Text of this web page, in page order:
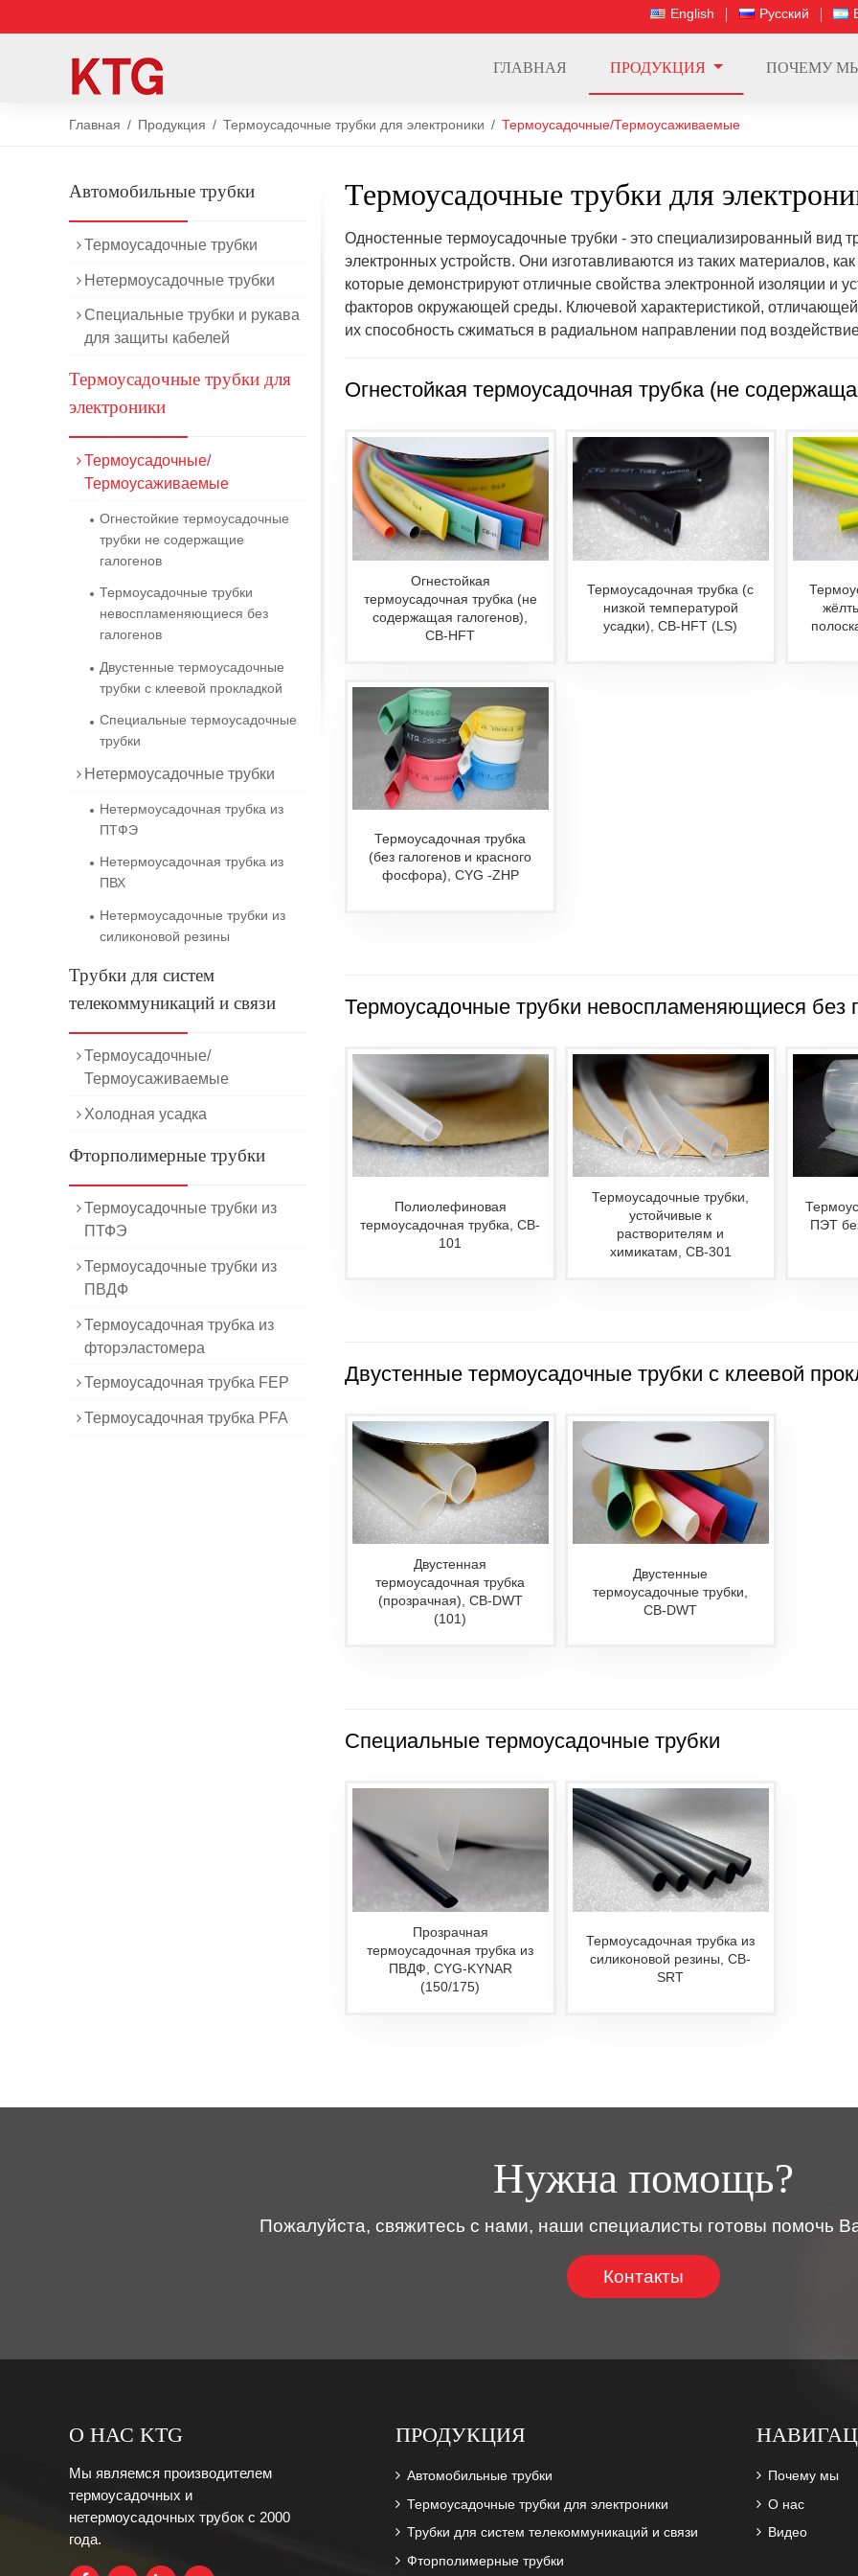
English Русский
ГЛАВНАЯ ПРОДУКЦИЯ ПОЧЕМУ
Главная Продукция Термоусадочные трубки для электроники Термоусадочные/Термоусаживаемые
Термоусадочные трубки для
Одностенные термоусадочные трубки - это специализированный вид
электронных устройств. Они изготавливаются из таких материалов,
которые демонстрируют отличные свойства электронной изоляции и
факторов окружающей среды. Ключевой характеристикой,
их способность сжиматься в радиальном направлении под
Огнестойкая термоусадочная трубка (не
Огнестойкая
термоусадочная трубка (не
содержащая галогенов),
CB-HFT
Термоусадочная трубка (с
низкой температурой
усадки), CB-HFT (LS)
Термоусадочная трубка
(без галогенов и красного
фосфора), CYG -ZHP
Термоусадочные трубки невоспламеняющиеся без
Полиолефиновая
термоусадочная трубка, CB-
101
Термоусадочные трубки,
устойчивые к
растворителям и
химикатам, CB-301
ПЭТ
Двустенные термоусадочные трубки с клеевой
Двустенная
термоусадочная трубка
(прозрачная), CB-DWT
(101)
Двустенные
термоусадочные трубки,
CB-DWT
Специальные термоусадочные трубки
Прозрачная
термоусадочная трубка из
ПВДФ, CYG-KYNAR
(150/175)
Термоусадочная трубка из
силиконовой резины, CB-
SRT
Автомобильные трубки
Термоусадочные трубки
Нетермоусадочные трубки
Специальные трубки и рукава
для защиты кабелей
Термоусадочные трубки для
электроники
Термоусадочные/
Термоусаживаемые
Огнестойкие термоусадочные
трубки не содержащие
галогенов
Термоусадочные трубки
невоспламеняющиеся без
галогенов
Двустенные термоусадочные
трубки с клеевой прокладкой
Специальные термоусадочные
трубки
Нетермоусадочные трубки
Нетермоусадочная трубка из
ПТФЭ
Нетермоусадочная трубка из
ПВХ
Нетермоусадочные трубки из
силиконовой резины
Трубки для систем
телекоммуникаций и связи
Термоусадочные/
Термоусаживаемые
Холодная усадка
Фторполимерные трубки
Термоусадочные трубки из
ПТФЭ
Термоусадочные трубки из
ПВДФ
Термоусадочная трубка из
фторэластомера
Термоусадочная трубка FEP
Термоусадочная трубка PFA
Нужна помощь?
Пожалуйста, свяжитесь с нами, наши специалисты готовы помочь
Контакты
О НАС KTG
Мы являемся производителем
термоусадочных и
нетермоусадочных трубок с 2000
года.
ПРОДУКЦИЯ
Автомобильные трубки
Термоусадочные трубки для электроники
Трубки для систем телекоммуникаций и связи
Фторполимерные трубки
Почему мы
О нас
Видео